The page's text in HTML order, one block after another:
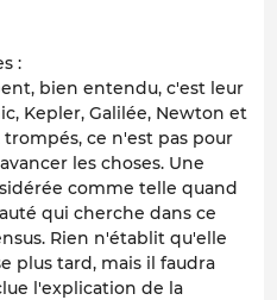
:
bien entendu, c'est leur
Kepler, Galilée, Newton et
ce n'est pas pour
les choses. Une
comme telle quand
qui cherche dans ce
Rien n'établit qu'elle
plus tard, mais il faudra
l'explication de la